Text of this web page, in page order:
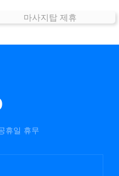
마사지탑 제휴
휴일 휴무